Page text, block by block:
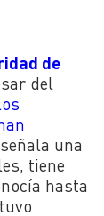
de
del
una
tiene
hasta